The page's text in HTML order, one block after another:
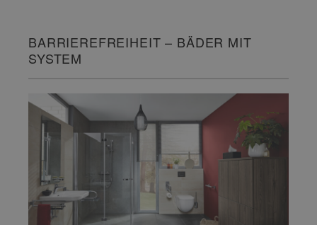
BARRIEREFREIHEIT – BÄDER MIT
SYSTEM